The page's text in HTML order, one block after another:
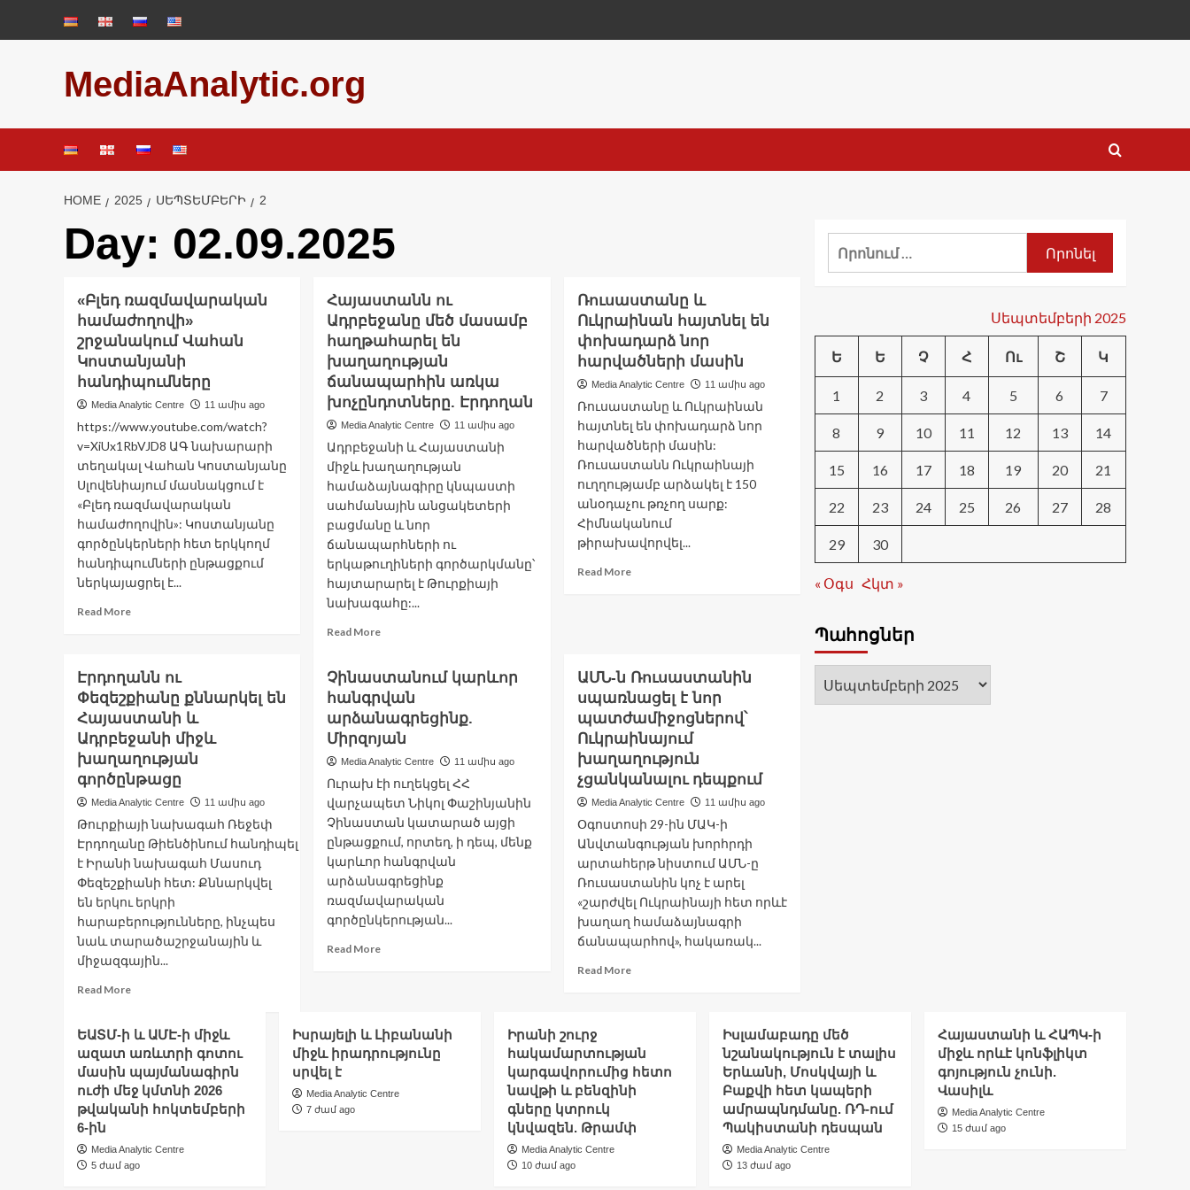
MediaAnalytic.org
HOME 2025 ՍԵՊՏԵՄԲԵՐԻ 2
Day: 02.09.2025
«Բլեդ ռազմավարական
համաժողովի»
շրջանակում Վահան
Կոստանյանի
հանդիպումները
Media Analytic Centre 11 ամիս ago
https://www.youtube.com/watch?
v=XiUx1RbVJD8 ԱԳ նախարարի
տեղակալ Վահան Կոստանյանը
Սլովենիայում մասնակցում է
«Բլեդ ռազմավարական
համաժողովին»: Կոստանյանը
գործընկերների հետ երկկողմ
հանդիպումների ընթացքում
ներկայացրել է...
Read MoreRead
ռազմավարական
համաժողովի»
շրջանակում
Վահան
Կոստանյանի
հանդիպումները
Հայաստանն ու
Ադրբեջանը մեծ մասամբ
հաղթահարել են
խաղաղության
ճանապարհին առկա
խոչընդոտները. Էրդողան
Media Analytic Centre 11 ամիս ago
Ադրբեջանի և Հայաստանի
միջև խաղաղության
համաձայնագիրը կնպաստի
սահմանային անցակետերի
բացմանը և նոր
ճանապարհների ու
երկաթուղիների գործարկմանը՝
հայտարարել է Թուրքիայի
նախագահը:...
Read MoreRead
Հայաստանն
ու
Ադրբեջանը
մեծ
մասամբ
հաղթահարել
են
խաղաղության
ճանապարհին
առկա
խոչընդոտները.
Էրդողան
Ռուսաստանը և
Ուկրաինան հայտնել են
փոխադարձ նոր
հարվածների մասին
Media Analytic Centre 11 ամիս ago
Ռուսաստանը և Ուկրաինան
հայտնել են փոխադարձ նոր
հարվածների մասին:
Ռուսաստանն Ուկրաինայի
ուղղությամբ արձակել է 150
անօդաչու թռչող սարք:
Հիմնականում
թիրախավորվել...
Read MoreRead
հայտնել
են
փոխադարձ
նոր
հարվածների
մասին
Էրդողանն ու
Փեզեշքիանը քննարկել են
Հայաստանի և
Ադրբեջանի միջև
խաղաղության
գործընթացը
Media Analytic Centre 11 ամիս ago
Թուրքիայի նախագահ Ռեջեփ
Էրդողանը Թիենծինում հանդիպել
է Իրանի նախագահ Մասուդ
Փեզեշքիանի հետ: Քննարկվել
են երկու երկրի
հարաբերությունները, ինչպես
նաև տարածաշրջանային և
միջազգային...
Read MoreRead
Էրդողանն
ու
Փեզեշքիանը
քննարկել
են
Հայաստանի
Ադրբեջանի
միջև
Չինաստանում կարևոր
հանգրվան
արձանագրեցինք.
Միրզոյան
Media Analytic Centre 11 ամիս ago
Ուրախ էի ուղեկցել ՀՀ
վարչապետ Նիկոլ Փաշինյանին
Չինաստան կատարած այցի
ընթացքում, որտեղ, ի դեպ, մենք
կարևոր հանգրվան
արձանագրեցինք
ռազմավարական
գործընկերության...
Read MoreRead
հանգրվան
արձանագրեցինք.
Միրզոյան
ԱՄՆ-ն Ռուսաստանին
սպառնացել է նոր
պատժամիջոցներով՝
Ուկրաինայում
խաղաղություն
չցանկանալու դեպքում
Media Analytic Centre 11 ամիս ago
Օգոստոսի 29-ին ՄԱԿ-ի
Անվտանգության խորհրդի
արտահերթ նիստում ԱՄՆ-ը
Ռուսաստանին կոչ է արել
«շարժվել Ուկրաինայի հետ որևէ
խաղաղ համաձայնագրի
ճանապարհով», հակառակ...
Read MoreRead
Ռուսաստանին
սպառնացել
է
նոր
պատժամիջոցներով՝
Ուկրաինայում
Որոնել՝
Սեպտեմբերի 2025
Ե Ե Չ Հ Ու Շ Կ
1 2 3 4 5 6 7
8 9 10 11 12 13 14
15 16 17 18 19 20 21
22 23 24 25 26 27 28
29 30
« Օգս Հկտ »
Պահոցներ
Պահոցներ
ԵԱՏՄ-ի և ԱՄԷ-ի միջև
ազատ առևտրի գոտու
մասին պայմանագիրն
ուժի մեջ կմտնի 2026
թվականի հոկտեմբերի
6-ին
Media Analytic Centre
5 ժամ ago
Իսրայելի և Լիբանանի
միջև իրադրությունը
սրվել է
Media Analytic Centre
7 ժամ ago
Իրանի շուրջ
հակամարտության
կարգավորումից հետո
նավթի և բենզինի
գները կտրուկ
կնվազեն. Թրամփ
Media Analytic Centre
10 ժամ ago
Իսլամաբադը մեծ
նշանակություն է տալիս
Երևանի, Մոսկվայի և
Բաքվի հետ կապերի
ամրապնդմանը. ՌԴ-ում
Պակիստանի դեսպան
Media Analytic Centre
13 ժամ ago
Հայաստանի և ՀԱՊԿ-ի
միջև որևէ կոնֆլիկտ
գոյություն չունի.
Վասիլև
Media Analytic Centre
15 ժամ ago